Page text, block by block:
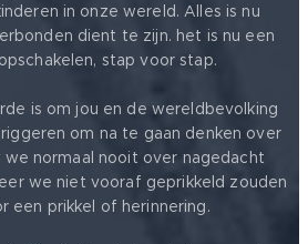
in onze wereld. Alles is nu
dient te zijn. het is nu een
stap voor stap.
is om jou en de wereldbevolking
om na te gaan denken over
normaal nooit over nagedacht
we niet vooraf geprikkeld zouden
een prikkel of herinnering.